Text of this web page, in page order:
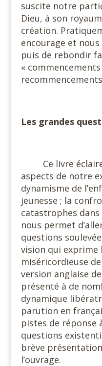
suscite notre
Dieu, à son
création.
encourage et
puis de rebondir
«
Les grandes
Ce livre
aspects de notre
dynamisme de
jeunesse ; la
catastrophes
nous permet
questions
vision qui exprime
miséricordieuse
version anglaise
présenté à de
dynamique
parution en
pistes de réponse
questions
brève
l’ouvrage.